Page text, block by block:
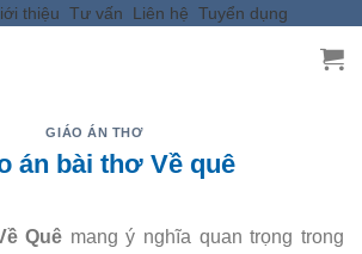
thiệu Tư vấn Liên hệ Tuyển dụng
GIÁO ÁN THƠ
án bài thơ Về quê
Quê mang ý nghĩa quan trọng trong